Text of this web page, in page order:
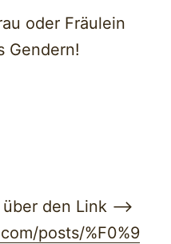
oder Fräulein
Gendern!
den Link —>
posts/%F0%9